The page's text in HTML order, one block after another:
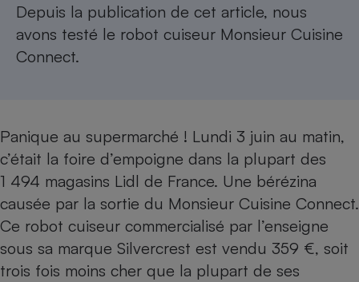
Depuis la publication de cet article, nous
avons testé le robot cuiseur Monsieur Cuisine
Connect.
Panique au supermarché ! Lundi 3 juin au matin,
c’était la foire d’empoigne dans la plupart des
1 494 magasins Lidl de France. Une bérézina
causée par la sortie du Monsieur Cuisine Connect.
Ce robot cuiseur commercialisé par l’enseigne
sous sa marque Silvercrest est vendu 359 €, soit
trois fois moins cher que la plupart de ses
Complément
bouteille
Banque
Petit électroménager -
Lave-linge
Téléviseur
Matelas
Antimoustique